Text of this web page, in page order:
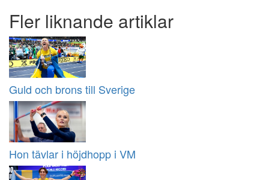
Fler liknande artiklar
Guld och brons till Sverige
Hon tävlar i höjdhopp i VM